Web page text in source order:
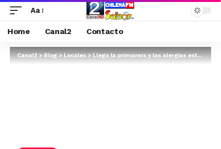
Aa
Home Canal2 Contacto
Canal2>Blog>Locales>Llega la primavera y las alergias están de fiesta